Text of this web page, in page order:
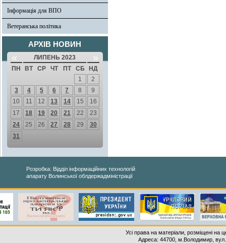
Інформація для ВПО
Ветеранська політика
АРХІВ НОВИН
« ЛИПЕНЬ 2023 »
ПН ВТ СР ЧТ ПТ СБ
НД
1
2
3
4 5 6 7 8
9
10
11 12 13 14 15
16
17
18 19 20 21 22
23
24
25 26 27 28 29
30
31
Розробка: Відділ інформаційних технологій
апарату Волинської облдержадміністрації
Усі права на матеріали, розміщені на
Адреса: 44700, м.Володимир,